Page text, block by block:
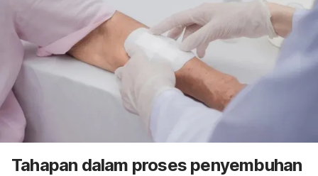
Tahapan dalam proses penyembuhan